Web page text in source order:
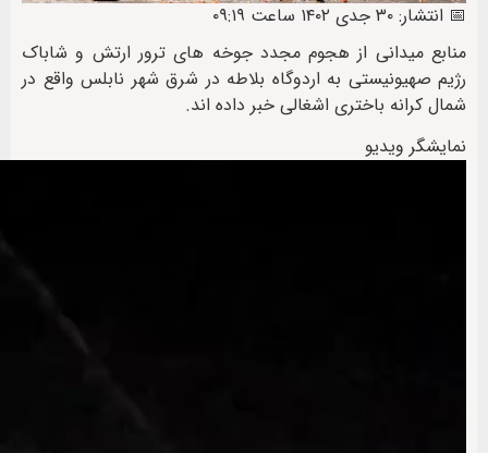
📅 انتشار: ۳۰ جدی ۱۴۰۲ ساعت ۰۹:۱۹
منابع میدانی از هجوم مجدد جوخه های ترور ارتش و شاباک
رژیم صهیونیستی به اردوگاه بلاطه در شرق شهر نابلس واقع در
شمال کرانه باختری اشغالی خبر داده اند.
نمایشگر ویدیو